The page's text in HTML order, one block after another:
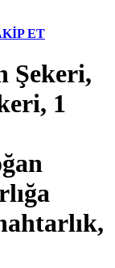
ET
Şekeri,
1